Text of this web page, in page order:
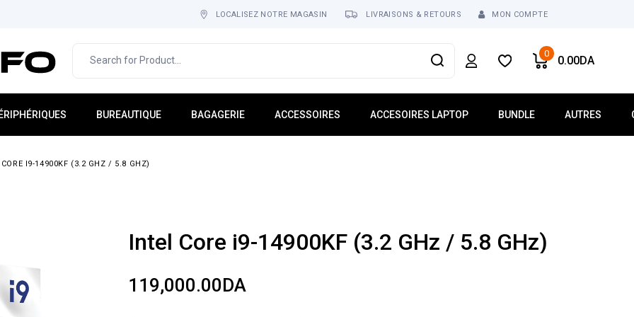
LOCALISEZ NOTRE MAGASIN LIVRAISONS & RETOURS MON COMPTE
0
0.00DA
Parleur
BUREAUTIQUE BAGAGERIE ACCESSOIRES
Gadgets USB
Multi-Prises
ACCESOIRES LAPTOP
Chargeur
Batterie
BUNDLE AUTRES
I9-14900KF (3.2 GHZ / 5.8 GHZ)
Intel Core i9-14900KF (3.2 GHz / 5.8 GHz)
119,000.00DA